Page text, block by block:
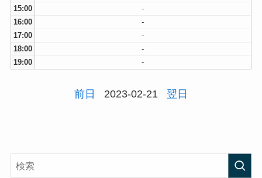
15:00
-
16:00
-
17:00
-
18:00
-
19:00
-
前日 2023-02-21 翌日